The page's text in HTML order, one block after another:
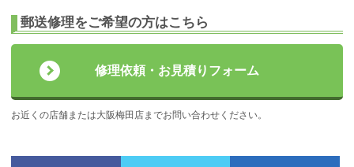
郵送修理をご希望の方はこちら
修理依頼・お見積りフォーム
お近くの店舗または大阪梅田店までお問い合わせください。